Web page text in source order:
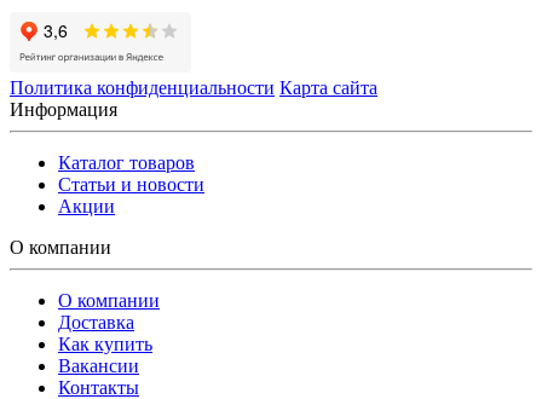
Политика конфиденциальности Карта сайта
Информация
Каталог товаров
Статьи и новости
Акции
О компании
О компании
Доставка
Как купить
Вакансии
Контакты